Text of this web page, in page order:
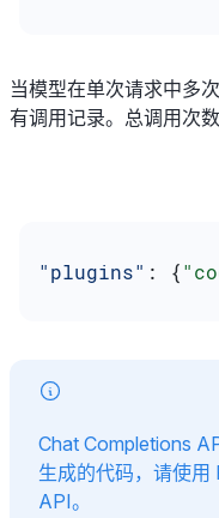
当模型在单次请求中多
有调用记录。总调用次
"plugins" : {
Chat Completions
生成的代码，请使
API。